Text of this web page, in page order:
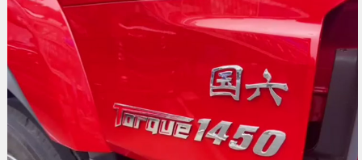
新能源动力
玉柴已在全球拥有完善服
务网络，在国内建立了
12个商用车系统部/驻外
销售大区、18个通机大
区驻外销售大区、13个
船电驻外营销中心、5个
玉柴芯蓝驻外销售大区、
施同心多元化发展的国有
大型企业集团。公司旗下
拥有20多家全资、控
股、参股二级子公司，涉
及发动机制造及其产业
链、物流及供应链服务，
新能源产业及相关服务等
三大产业板块，在广西、